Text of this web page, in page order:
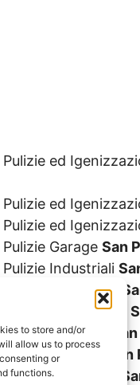
to store and/or
allow us to process
or
functions.
Pulizie ed
Pulizie ed
Pulizie ed
GarageSan
Pulizie Industriali
Pulizie Magazzini
Pulizie Occasionali
Ospedali
Palestre
Parcheggi